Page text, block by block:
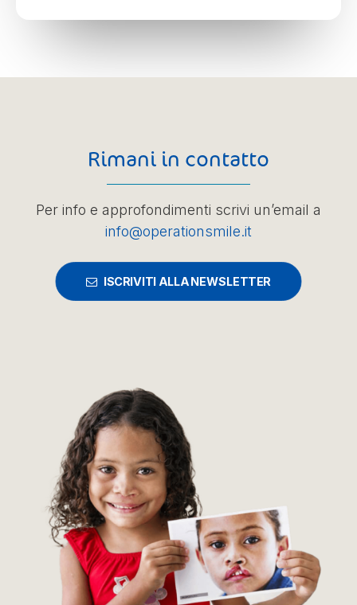
Rimani in contatto
Per info e approfondimenti scrivi un’email a
info@operationsmile.it
ISCRIVITI ALLA NEWSLETTER